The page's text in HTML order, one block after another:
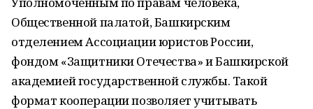
Общественной палатой, Башкирским
отделением Ассоциации юристов России,
фондом «Защитники Отечества» и Башкирской
академией государственной службы. Такой
формат кооперации позволяет учитывать